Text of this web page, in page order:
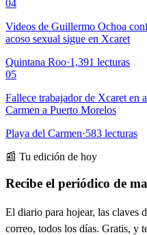
04
Videos de Guillermo Ochoa
acoso sexual sigue en Xcaret
Quintana Roo·1,391 lecturas
05
Fallece trabajador de Xcaret en
Carmen a Puerto Morelos
Playa del Carmen·583 lecturas
📰 Tu edición de hoy
Recibe el periódico de
El diario para hojear, las claves
correo, todos los días. Gratis, y